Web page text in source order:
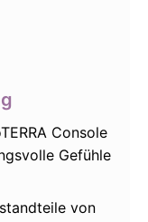
Console
Gefühle
von